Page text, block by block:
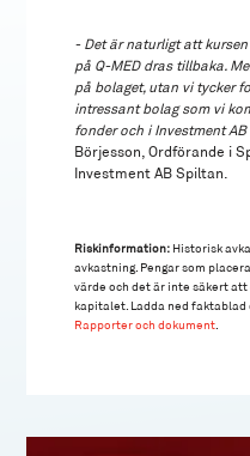
- Det är naturligt att
på Q-MED dras tillbaka.
på bolaget, utan vi tycker
intressant bolag som vi
fonder och i Investment
Börjesson, Ordförande i
Investment AB Spiltan.
Riskinformation: Historisk
avkastning. Pengar som
värde och det är inte säkert
kapitalet. Ladda ned
Rapporter och dokument